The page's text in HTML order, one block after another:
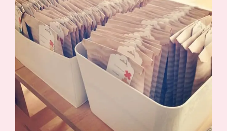
Angebote
Demonstrator werden
Blog
Gutscheine
Produkte erklärt
Über mich
Über Stampin’ Up!